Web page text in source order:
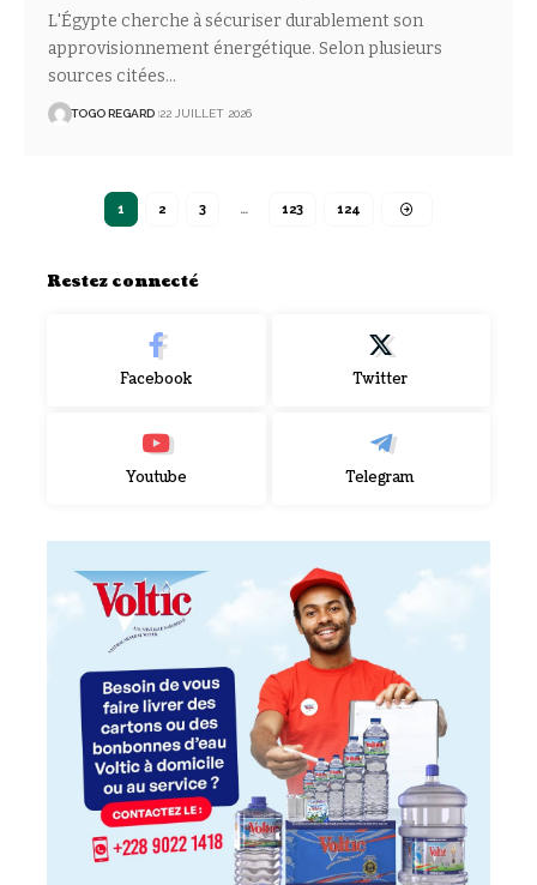
L'Égypte cherche à sécuriser durablement son
approvisionnement énergétique. Selon plusieurs
sources citées…
TOGO REGARD 22 JUILLET 2026
1 2 3 … 123 124
Restez connecté
Facebook Twitter
Youtube Telegram